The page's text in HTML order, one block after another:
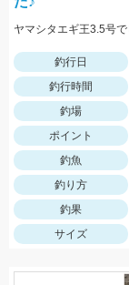
ヤマシタエギ王3.5号
釣行日
釣行時間
釣場
ポイント
釣魚
釣り方
釣果
サイズ